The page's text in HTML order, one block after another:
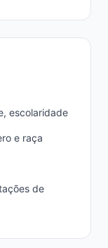
escolaridade
e raça
de